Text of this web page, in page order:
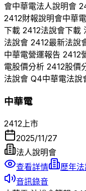
會中華電法人說明會
2412財報說明會中華電
下載 2412法說會下載
法說會 2412最新法說
中華電營運報告 2412
電股價分析 2412股價
法說會 Q4中華電法說
中華電
2412 上市
2025/11/27
法人說明會
查看詳情
歷年
音訊錄音